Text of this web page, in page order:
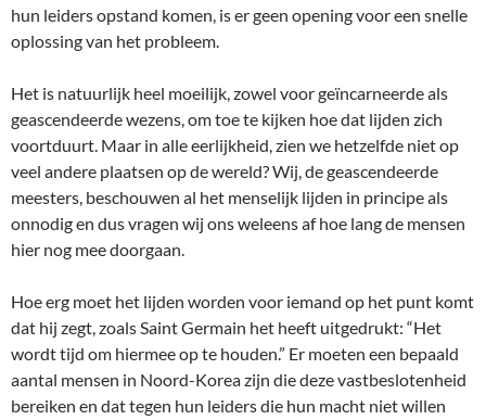
hun leiders opstand komen, is er geen opening voor een snelle
oplossing van het probleem.
Het is natuurlijk heel moeilijk, zowel voor geïncarneerde als
geascendeerde wezens, om toe te kijken hoe dat lijden zich
voortduurt. Maar in alle eerlijkheid, zien we hetzelfde niet op
veel andere plaatsen op de wereld? Wij, de geascendeerde
meesters, beschouwen al het menselijk lijden in principe als
onnodig en dus vragen wij ons weleens af hoe lang de mensen
hier nog mee doorgaan.
Hoe erg moet het lijden worden voor iemand op het punt komt
dat hij zegt, zoals Saint Germain het heeft uitgedrukt: “Het
wordt tijd om hiermee op te houden.” Er moeten een bepaald
aantal mensen in Noord-Korea zijn die deze vastbeslotenheid
bereiken en dat tegen hun leiders die hun macht niet willen